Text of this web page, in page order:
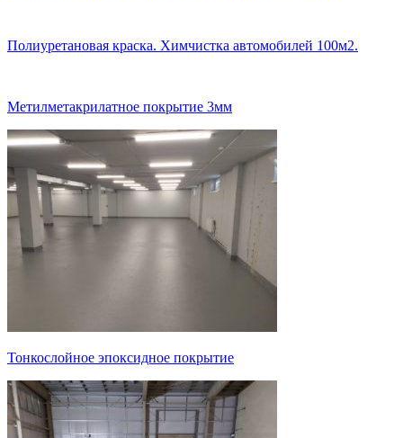
Полиуретановая краска. Химчистка автомобилей 100м2.
Метилметакрилатное покрытие 3мм
Тонкослойное эпоксидное покрытие